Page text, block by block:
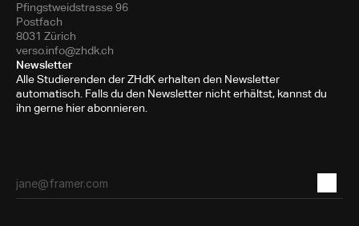
Pfingstweidstrasse 96
Postfach
8031 Zürich
verso.info@zhdk.ch
Newsletter
Alle Studierenden der ZHdK erhalten den Newsletter
automatisch. Falls du den Newsletter nicht erhältst, kannst du
ihn gerne hier abonnieren.